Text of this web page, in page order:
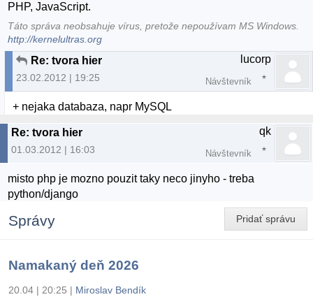
PHP, JavaScript.
Táto správa neobsahuje vírus, pretože nepoužívam MS Windows.
http://kernelultras.org
Re: tvora hier
23.02.2012 | 19:25
lucorp
Návštevník
+ nejaka databaza, napr MySQL
Re: tvora hier
01.03.2012 | 16:03
qk
Návštevník
misto php je mozno pouzit taky neco jinyho - treba
python/django
Pridať správu
Správy
Namakaný deň 2026
20.04 | 20:25 | Miroslav Bendík